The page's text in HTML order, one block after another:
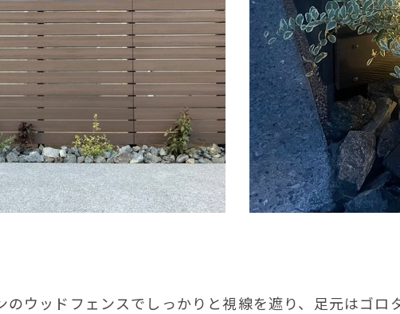
のウッドフェンスでしっかりと視線を遮り、足元はゴロ